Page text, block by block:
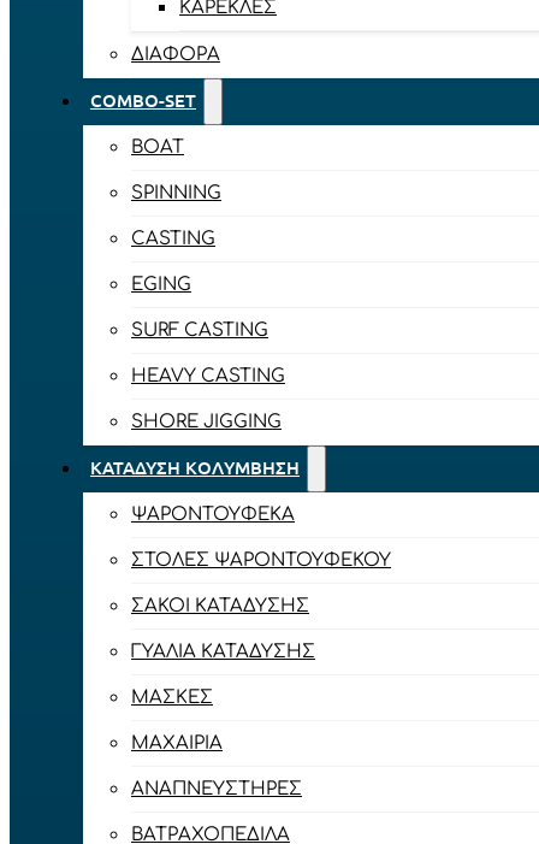
ΚΑΡΈΚΛΕΣ
ΔΙΆΦΟΡΑ
COMBO-SET
BOAT
SPINNING
CASTING
EGING
SURF CASTING
HEAVY CASTING
SHORE JIGGING
ΚΑΤΆΔΥΣΗ ΚΟΛΎΜΒΗΣΗ
ΨΑΡΟΝΤΟΎΦΕΚΑ
ΣΤΟΛΈΣ ΨΑΡΟΝΤΟΎΦΕΚΟΥ
ΣΆΚΟΙ ΚΑΤΆΔΥΣΗΣ
ΓΥΑΛΙΆ ΚΑΤΆΔΥΣΗΣ
ΜΆΣΚΕΣ
ΜΑΧΑΊΡΙΑ
ΑΝΑΠΝΕΥΣΤΉΡΕΣ
ΒΑΤΡΑΧΟΠΈΔΙΛΑ